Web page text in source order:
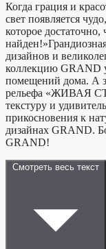
Когда грация и
свет появляется
которое
дизайнов и
коллекцию GRAND
помещений дома. А
рельефа «ЖИВАЯ
текстуру и
прикосновения к
дизайнах GRAND.
GRAND!
Смотреть весь текст